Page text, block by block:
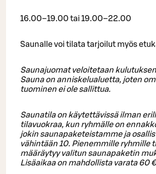
16.00–19.00 tai 19.00–22.00
Saunalle voi tilata tarjoilut myös
Saunajuomat veloitetaan
Sauna on anniskelualuetta, joten
tuominen ei ole sallittua.
Saunatila on käytettävissä ilman
tilavuokraa, kun ryhmälle on
jokin saunapaketeistamme ja
vähintään 10. Pienemmille ryhmille
määräytyy valitun saunapaketin
Lisäaikaa on mahdollista varata 60